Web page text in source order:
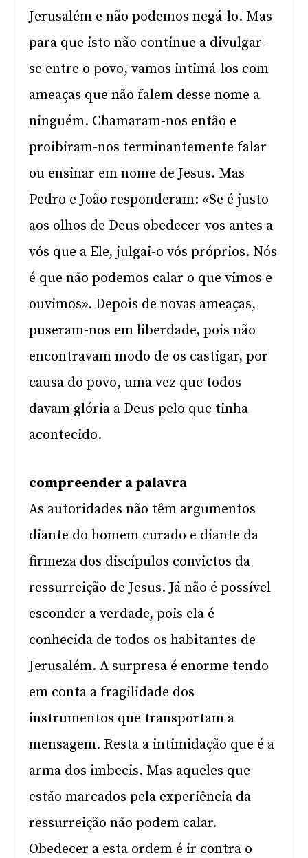
Jerusalém e não podemos negá-lo. Mas
para que isto não continue a divulgar-
se entre o povo, vamos intimá-los com
ameaças que não falem desse nome a
ninguém. Chamaram-nos então e
proibiram-nos terminantemente falar
ou ensinar em nome de Jesus. Mas
Pedro e João responderam: «Se é justo
aos olhos de Deus obedecer-vos antes a
vós que a Ele, julgai-o vós próprios. Nós
é que não podemos calar o que vimos e
ouvimos». Depois de novas ameaças,
puseram-nos em liberdade, pois não
encontravam modo de os castigar, por
causa do povo, uma vez que todos
davam glória a Deus pelo que tinha
acontecido.
compreender a palavra
As autoridades não têm argumentos
diante do homem curado e diante da
firmeza dos discípulos convictos da
ressurreição de Jesus. Já não é possível
esconder a verdade, pois ela é
conhecida de todos os habitantes de
Jerusalém. A surpresa é enorme tendo
em conta a fragilidade dos
instrumentos que transportam a
mensagem. Resta a intimidação que é a
arma dos imbecis. Mas aqueles que
estão marcados pela experiência da
ressurreição não podem calar.
Obedecer a esta ordem é ir contra o